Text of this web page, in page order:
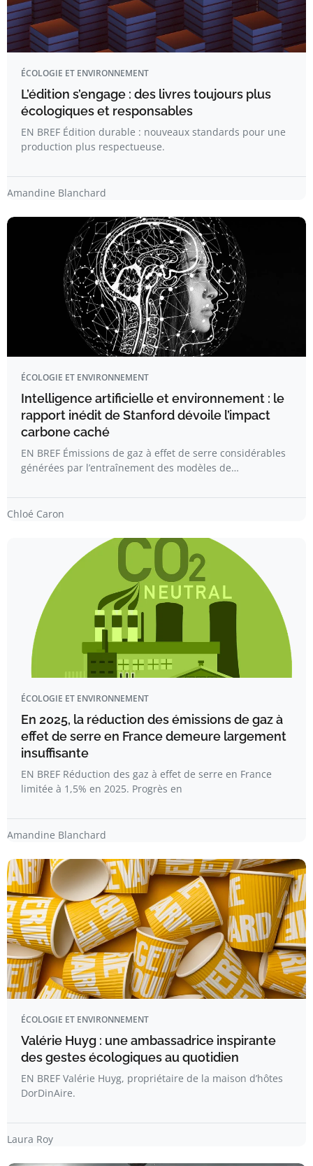
ÉCOLOGIE ET ENVIRONNEMENT
L’édition s’engage : des livres toujours plus
écologiques et responsables
EN BREF Édition durable : nouveaux standards pour une
production plus respectueuse.
Amandine Blanchard
ÉCOLOGIE ET ENVIRONNEMENT
Intelligence artificielle et environnement : le
rapport inédit de Stanford dévoile l’impact
carbone caché
EN BREF Émissions de gaz à effet de serre considérables
générées par l’entraînement des modèles de…
Chloé Caron
ÉCOLOGIE ET ENVIRONNEMENT
En 2025, la réduction des émissions de gaz à
effet de serre en France demeure largement
insuffisante
EN BREF Réduction des gaz à effet de serre en France
limitée à 1,5% en 2025. Progrès en
Amandine Blanchard
ÉCOLOGIE ET ENVIRONNEMENT
Valérie Huyg : une ambassadrice inspirante
des gestes écologiques au quotidien
EN BREF Valérie Huyg, propriétaire de la maison d’hôtes
DorDinAire.
Laura Roy